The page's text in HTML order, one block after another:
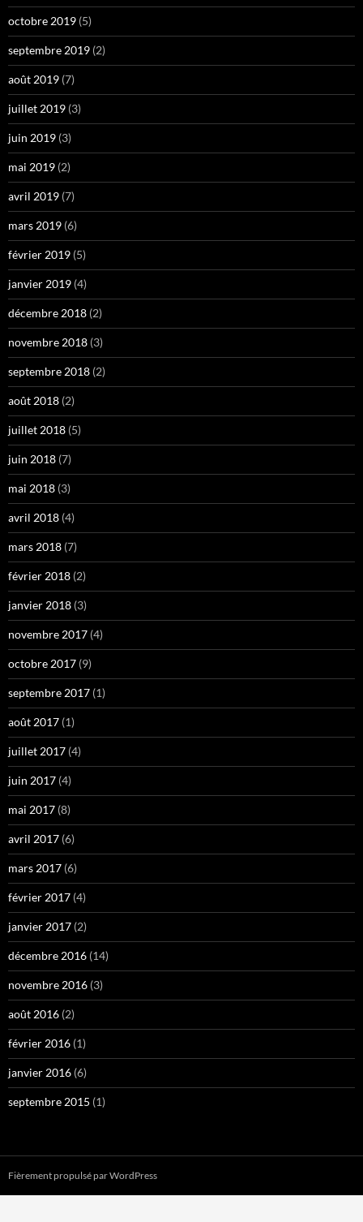
octobre 2019 (5)
septembre 2019 (2)
août 2019 (7)
juillet 2019 (3)
juin 2019 (3)
mai 2019 (2)
avril 2019 (7)
mars 2019 (6)
février 2019 (5)
janvier 2019 (4)
décembre 2018 (2)
novembre 2018 (3)
septembre 2018 (2)
août 2018 (2)
juillet 2018 (5)
juin 2018 (7)
mai 2018 (3)
avril 2018 (4)
mars 2018 (7)
février 2018 (2)
janvier 2018 (3)
novembre 2017 (4)
octobre 2017 (9)
septembre 2017 (1)
août 2017 (1)
juillet 2017 (4)
juin 2017 (4)
mai 2017 (8)
avril 2017 (6)
mars 2017 (6)
février 2017 (4)
janvier 2017 (2)
décembre 2016 (14)
novembre 2016 (3)
août 2016 (2)
février 2016 (1)
janvier 2016 (6)
septembre 2015 (1)
Fièrement propulsé par WordPress